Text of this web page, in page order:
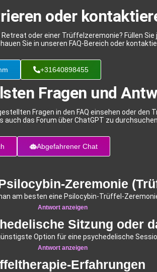
oder
oder einer Trüffelzeremonie? Füllen
Sie in unseren FAQ-Bereich oder
+31640898455
Fragen und
Fragen in den FAQ einsehen oder den
auch das Forum über ChatGPT zu durchsuchen.
Abgefahrener Chat
Zeremonie
am besten eine Psilocybin-Trüffel-
Antwort anzeigen
Sitzung oder
Option für eine psychedelische
Antwort anzeigen
Erfahrungen